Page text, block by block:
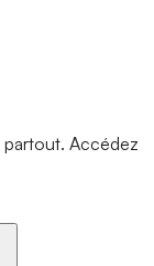
partout. Accédez